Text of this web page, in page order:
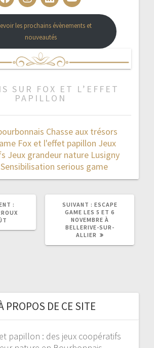
les prochains évènements et
nouveautés
SUR FOX ET L’EFFET
PAPILLON
Chasse aux trésors
Fox et l'effet papillon Jeux
Jeux grandeur nature Lusigny
Sensibilisation serious game
:
PRÉCÉDENT
SUIVANT : ARTICLE
SUIVANT
:
ESCAPE
GAME LES 5 ET 6
NOVEMBRE À
BELLERIVE-SUR-
ALLIER
PROPOS DE CE SITE
papillon : des jeux coopératifs